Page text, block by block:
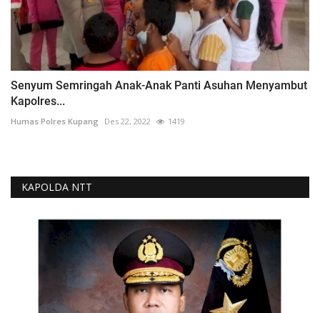
Senyum Semringah Anak-Anak Panti Asuhan Menyambut
Kapolres...
Humas Polres Kupang Des 22, 2022 1419
KAPOLDA NTT